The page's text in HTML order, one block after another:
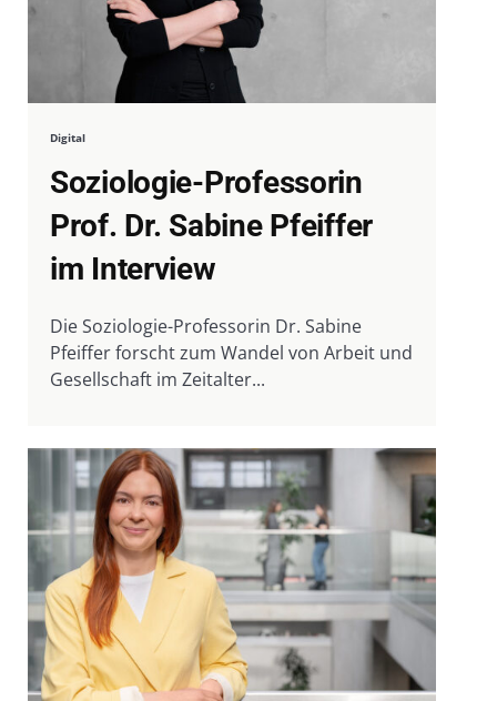
Digital
Soziologie-Professorin
Prof. Dr. Sabine Pfeiffer
im Interview
Die Soziologie-Professorin Dr. Sabine
Pfeiffer forscht zum Wandel von Arbeit und
Gesellschaft im Zeitalter...